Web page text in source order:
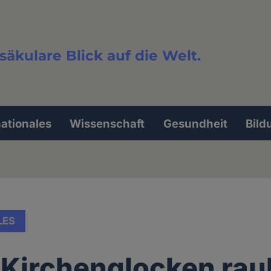
Blick auf die Welt.
Wissenschaft Gesundheit